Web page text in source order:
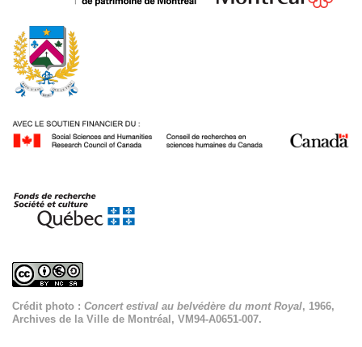
Crédit photo : Concert estival au belvédère du mont Royal, 1966,
Archives de la Ville de Montréal, VM94-A0651-007.